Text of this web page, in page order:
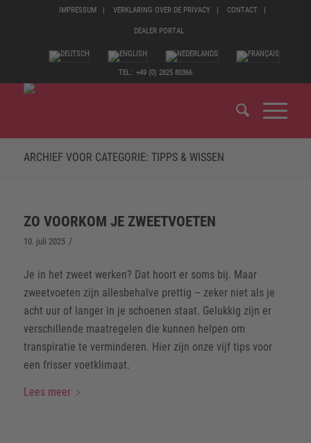
IMPRESSUM VERKLARING OVER DE PRIVACY CONTACT
DEALER PORTAL
TEL.: +49 (0) 2825 80366
ARCHIEF VOOR CATEGORIE: TIPPS & WISSEN
ZO VOORKOM JE ZWEETVOETEN
10. juli 2025 /
Je in het zweet werken? Dat hoort er soms bij. Maar
zweetvoeten zijn allesbehalve prettig – zeker niet als je
acht uur of langer in je schoenen staat. Gelukkig zijn er
verschillende maatregelen die kunnen helpen om
transpiratie te verminderen. Hier zijn onze vijf tips voor
een frisser voetklimaat.
Lees meer